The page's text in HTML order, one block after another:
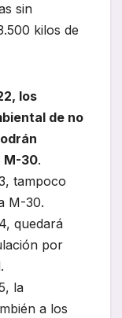
sin
kilos de
los
de no
M-30.
tampoco
M-30.
quedará
por
la
a los